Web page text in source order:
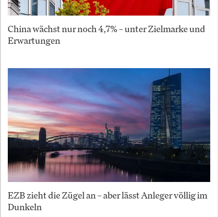
China wächst nur noch 4,7% – unter Zielmarke und
Erwartungen
EZB zieht die Zügel an – aber lässt Anleger völlig im
Dunkeln